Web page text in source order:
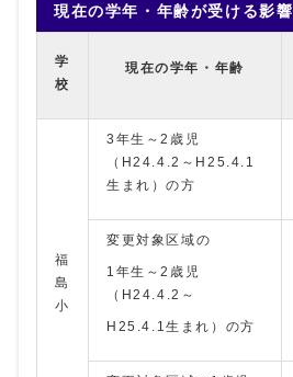
現在の学年・年齢が受ける影響
学
校
現在の学年・年齢
福
島
小
3年生～2歳児
（H24.4.2～H25.4.1
生まれ）の方
変更対象区域の
1年生～2歳児
（H24.4.2～
H25.4.1生まれ）の方